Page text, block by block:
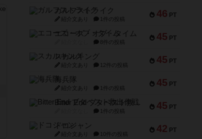
46 PT
ガルフストライク
紹介文あり 1件の投稿
45 PT
エコーズ・オブ・タイム
8件の投稿
45 PT
スカルキング
紹介文あり 12件の投稿
45 PT
海兵隊
紹介文あり 1件の投稿
45 PT
Bitter End ブタペスト救出作戦
1件の投稿
42 PT
ドコジャン
紹介文あり 10件の投稿